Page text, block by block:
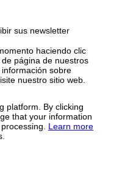
sus newsletter
haciendo clic
página de nuestros
sobre
nuestro sitio web.
platform. By clicking
that your information
Learn more